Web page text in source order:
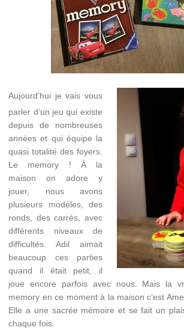
Aujourd’hui je vais vous
parler d’un jeu qui existe
depuis de nombreuses
années et qui équipe la
quasi totalité des foyers.
Le memory ! À la
maison on adore y
jouer, nous avons
plusieurs modèles, des
ronds, des carrés, avec
différents niveaux de
difficultés. Adil aimait
beaucoup ces parties
quand il était petit, il
joue encore parfois avec nous. Mais la
memory en ce moment à la maison c’est
Elle a une sacrée mémoire et se fait un
chaque fois.